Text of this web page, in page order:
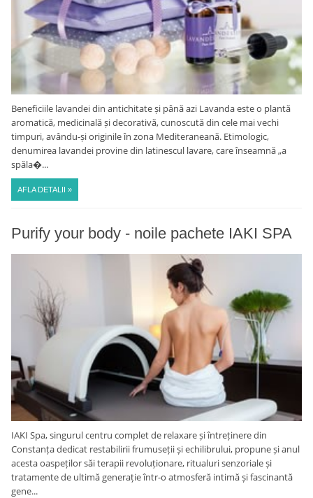
Beneficiile lavandei din antichitate și până azi Lavanda este o plantă
aromatică, medicinală și decorativă, cunoscută din cele mai vechi
timpuri, avându-și originile în zona Mediteraneană. Etimologic,
denumirea lavandei provine din latinescul lavare, care înseamnă „a
spăla�...
AFLA DETALII »
Purify your body - noile pachete IAKI SPA
IAKI Spa, singurul centru complet de relaxare și întreținere din
Constanța dedicat restabilirii frumuseții și echilibrului, propune și anul
acesta oaspeților săi terapii revoluționare, ritualuri senzoriale și
tratamente de ultimă generație într-o atmosferă intimă și fascinantă
gene...